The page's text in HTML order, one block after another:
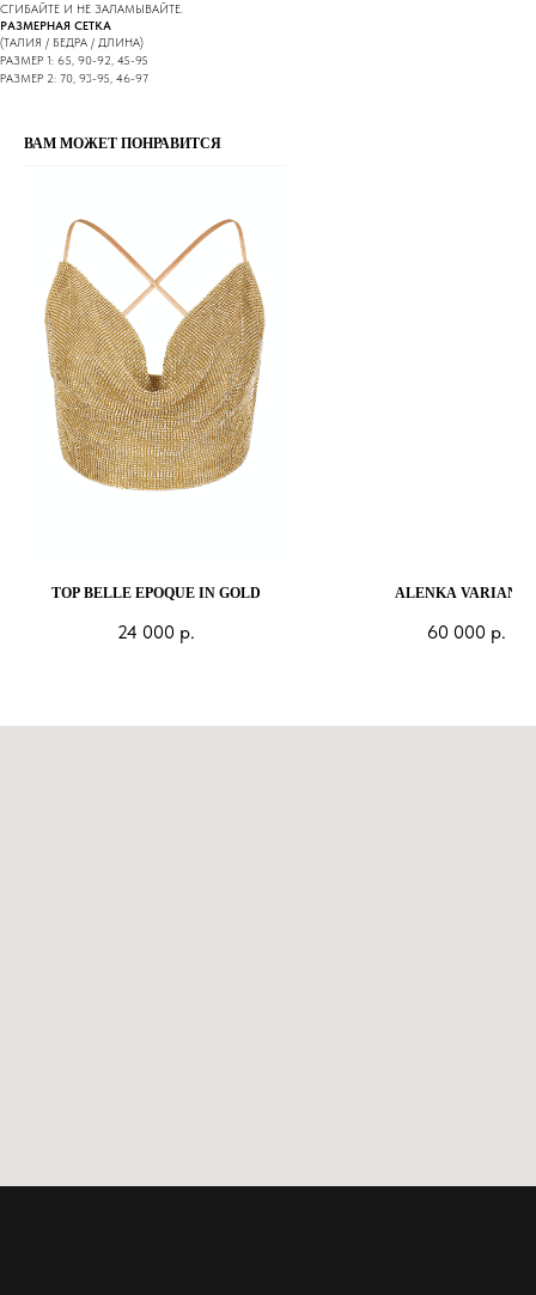
СГИБАЙТЕ И НЕ ЗАЛАМЫВАЙТЕ.
РАЗМЕРНАЯ СЕТКА
(ТАЛИЯ / БЕДРА / ДЛИНА)
РАЗМЕР 1: 65, 90-92, 45-95
РАЗМЕР 2: 70, 93-95, 46-97
ВАМ МОЖЕТ ПОНРАВИТСЯ
TOP BELLE EPOQUE IN GOLD
24 000 р.
ALENKA VARIANT
60 000 р.